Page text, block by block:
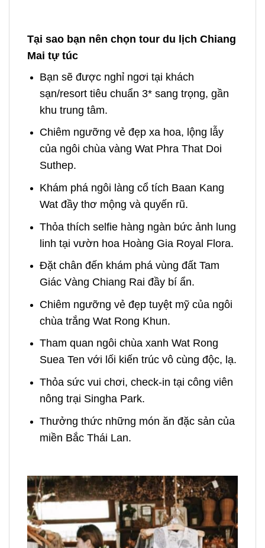
Tại sao bạn nên chọn tour du lịch Chiang
Mai tự túc
Bạn sẽ được nghỉ ngơi tại khách
sạn/resort tiêu chuẩn 3* sang trọng, gần
khu trung tâm.
Chiêm ngưỡng vẻ đẹp xa hoa, lộng lẫy
của ngôi chùa vàng Wat Phra That Doi
Suthep.
Khám phá ngôi làng cổ tích Baan Kang
Wat đầy thơ mộng và quyến rũ.
Thỏa thích selfie hàng ngàn bức ảnh lung
linh tại vườn hoa Hoàng Gia Royal Flora.
Đặt chân đến khám phá vùng đất Tam
Giác Vàng Chiang Rai đầy bí ẩn.
Chiêm ngưỡng vẻ đẹp tuyệt mỹ của ngôi
chùa trắng Wat Rong Khun.
Tham quan ngôi chùa xanh Wat Rong
Suea Ten với lối kiến trúc vô cùng độc, lạ.
Thỏa sức vui chơi, check-in tại công viên
nông trại Singha Park.
Thưởng thức những món ăn đặc sản của
miền Bắc Thái Lan.